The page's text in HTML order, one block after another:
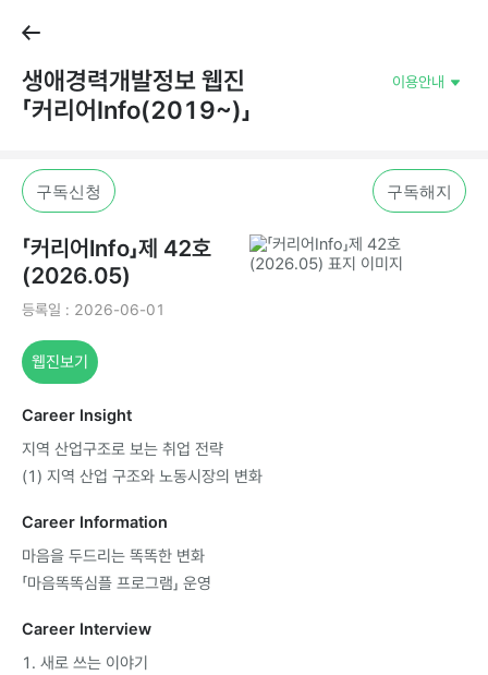
생애경력개발정보웹진
「커리어Info(2019~)」
이용안내
구독신청 구독해지
「커리어Info」제42호
(2026.05)
등록일:2026-06-01
웹진보기
CareerInsight
지역산업구조로보는취업전략
(1)지역산업구조와노동시장의변화
CareerInformation
마음을두드리는똑똑한변화
「마음똑똑심플프로그램」운영
CareerInterview
1.새로쓰는이야기